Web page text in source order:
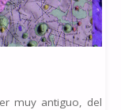
muy antiguo, del